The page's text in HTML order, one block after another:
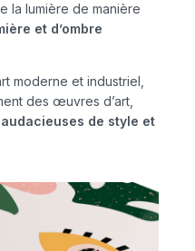
la lumière de manière
et d’ombre
moderne et industriel,
des œuvres d’art,
de style et